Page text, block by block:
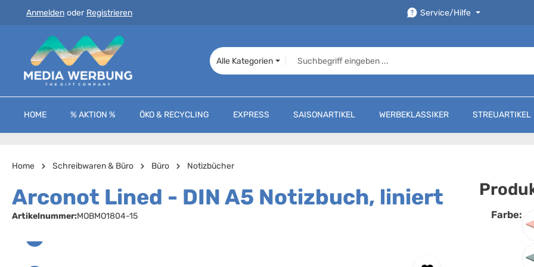
Hauptinhalt springen
Zur Suche springen
Zur Hauptnavigation springen
Anmelden oder Registrieren Service/Hilfe
Alle Kategorien
HOME % AKTION % ÖKO & RECYCLING EXPRESS SAISONARTIKEL WERBEKLASSIKER STREUARTIKEL
Home Schreibwaren & Büro Büro Notizbücher
Arconot Lined - DIN A5 Notizbuch, liniert
Artikelnummer:MOBMO1804-15
Bildergalerie überspringen
Farbe: